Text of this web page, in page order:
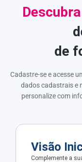
Descubra
de
Cadastre-se e acesse
dados cadastrais e
personalize com
Visão
Complemente a